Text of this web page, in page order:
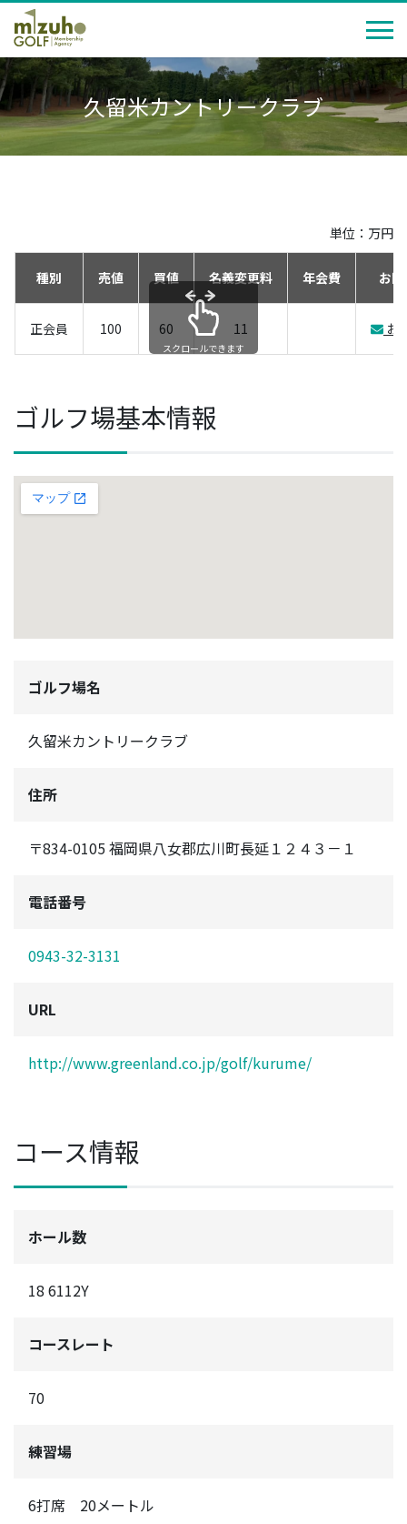
久留米カントリークラブ
単位：万円
種別 売値 買値 名義変更料 年会費 お
正会員 100 60 11 お
スクロールできます
ゴルフ場基本情報
ゴルフ場名
久留米カントリークラブ
住所
〒834-0105 福岡県八女郡広川町長延１２４３－１
電話番号
0943-32-3131
URL
http://www.greenland.co.jp/golf/kurume/
コース情報
ホール数
18 6112Y
コースレート
70
練習場
6打席 20メートル